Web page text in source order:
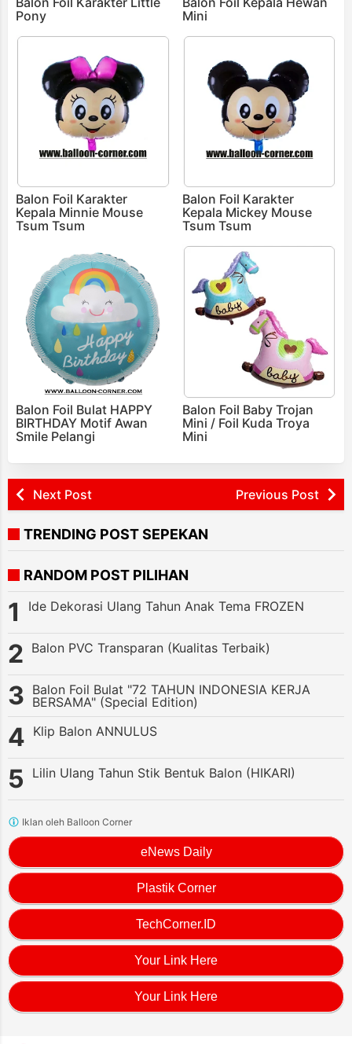
Pony
Mini
Balon Foil Karakter
Kepala Minnie Mouse
Tsum Tsum
Balon Foil Karakter
Kepala Mickey Mouse
Tsum Tsum
Balon Foil Bulat HAPPY
BIRTHDAY Motif Awan
Smile Pelangi
Balon Foil Baby Trojan
Mini / Foil Kuda Troya
Mini
Next Post Previous Post
TRENDING POST SEPEKAN
RANDOM POST PILIHAN
Ide Dekorasi Ulang Tahun Anak Tema FROZEN
Balon PVC Transparan (Kualitas Terbaik)
Balon Foil Bulat "72 TAHUN INDONESIA KERJA
BERSAMA" (Special Edition)
Klip Balon ANNULUS
Lilin Ulang Tahun Stik Bentuk Balon (HIKARI)
eNews Daily
Plastik Corner
TechCorner.ID
Your Link Here
Your Link Here
Iklan oleh Balloon Corner